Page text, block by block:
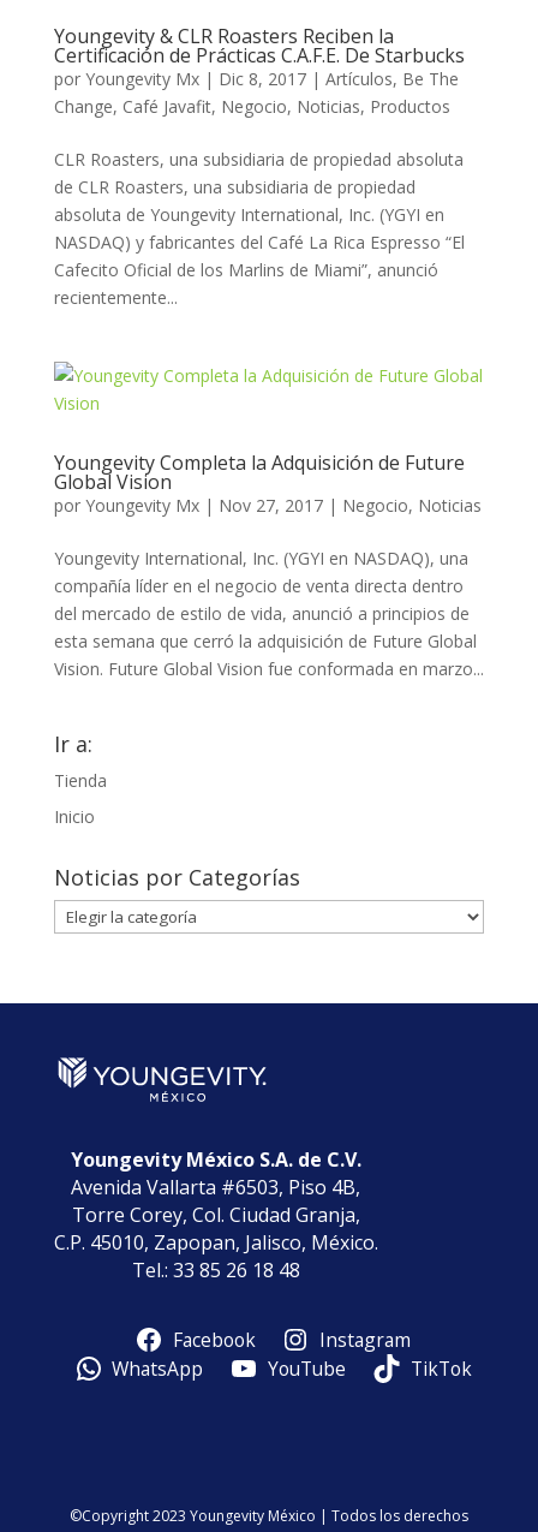
Youngevity & CLR Roasters Reciben la
Certificación de Prácticas C.A.F.E. De Starbucks
por Youngevity Mx| Dic 8, 2017| Artículos, Be The
Change, Café Javafit, Negocio, Noticias, Productos
CLR Roasters, una subsidiaria de propiedad absoluta
de CLR Roasters, una subsidiaria de propiedad
absoluta de Youngevity International, Inc. (YGYI en
NASDAQ) y fabricantes del Café La Rica Espresso “El
Cafecito Oficial de los Marlins de Miami”, anunció
recientemente...
Youngevity Completa la Adquisición de Future
Global Vision
por Youngevity Mx| Nov 27, 2017| Negocio, Noticias
Youngevity International, Inc. (YGYI en NASDAQ), una
compañía líder en el negocio de venta directa dentro
del mercado de estilo de vida, anunció a principios de
esta semana que cerró la adquisición de Future Global
Vision. Future Global Vision fue conformada en marzo...
Ir a:
Tienda
Inicio
Noticias por Categorías
Noticias
por
Youngevity México S.A. de C.V.
Avenida Vallarta #6503, Piso 4B,
Torre Corey, Col. Ciudad Granja,
C.P. 45010, Zapopan, Jalisco, México.
Tel.: 33 85 26 18 48
Facebook
Instagram
WhatsApp
YouTube TikTok
©Copyright 2023 Youngevity México | Todos los derechos